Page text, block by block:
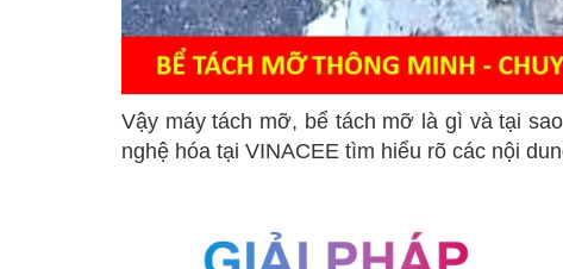
Vậy máy tách mỡ, bể tách mỡ là gì và tại
nghệ hóa tại VINACEE tìm hiểu rõ các nội